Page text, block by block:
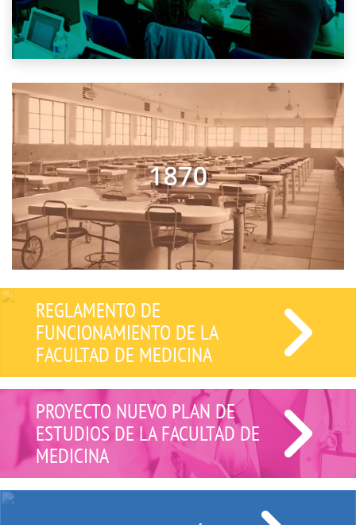
REGLAMENTO DE
FUNCIONAMIENTO DE LA
FACULTAD DE MEDICINA
PROYECTO NUEVO PLAN DE
ESTUDIOS DE LA FACULTAD DE
MEDICINA